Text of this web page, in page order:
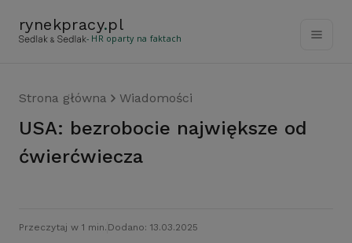
rynekpracy.pl
- HR oparty na faktach
Strona główna Wiadomości
USA: bezrobocie największe od
ćwierćwiecza
Przeczytaj w 1 min. Dodano: 13.03.2025